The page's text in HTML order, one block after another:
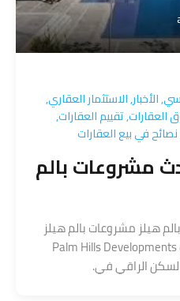
,الأخبار,الاستثمار العقاري,
العقارات,تقييم العقارات,
نصائح في بيع العقارات
مشروعات بالم
هيلز مشروعات بالم هيلز
منذ تأسيسها في 1997، لعبت Palm Hills Developments
الراقي في.